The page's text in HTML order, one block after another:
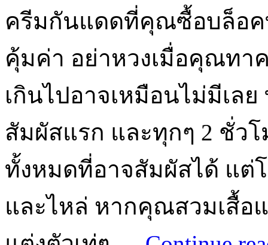
ครีมกันแดดที่คุณซื้อบล็อค
คุ้มค่า อย่าหวงเมื่อคุณทา
เกินไปอาจเหมือนไม่มีเล
สัมผัสแรก และทุกๆ 2 ชั่ว
ทั้งหมดที่อาจสัมผัสได้ แต่
และไหล่ หากคุณสวมเสื้อ